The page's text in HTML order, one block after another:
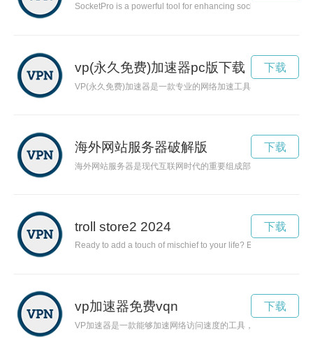
SocketPro is a powerful tool for enhancing socket
vp(永久免费)加速器pc版下载
VP(永久免费)加速器是一款专业的网络加速工具，能够帮助用
下载
海外网站服务器破解版
海外网站服务器是现代互联网时代的重要组成部分，它既有优
下载
troll store2 2024
Ready to add a touch of mischief to your life? Explore the
下载
vp加速器免费vqn
VP加速器是一款能够加速网络访问速度的工具，而现在可以免
下载